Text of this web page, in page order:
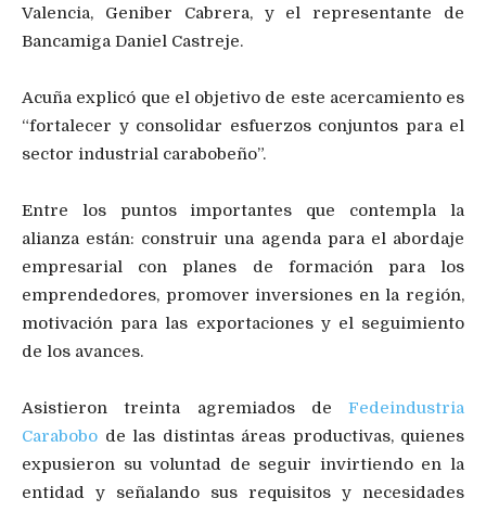
Valencia, Geniber Cabrera, y el representante de
Bancamiga Daniel Castreje.
Acuña explicó que el objetivo de este acercamiento es
“fortalecer y consolidar esfuerzos conjuntos para el
sector industrial carabobeño”.
Entre los puntos importantes que contempla la
alianza están: construir una agenda para el abordaje
empresarial con planes de formación para los
emprendedores, promover inversiones en la región,
motivación para las exportaciones y el seguimiento
de los avances.
Asistieron treinta agremiados de Fedeindustria
Carabobo de las distintas áreas productivas, quienes
expusieron su voluntad de seguir invirtiendo en la
entidad y señalando sus requisitos y necesidades